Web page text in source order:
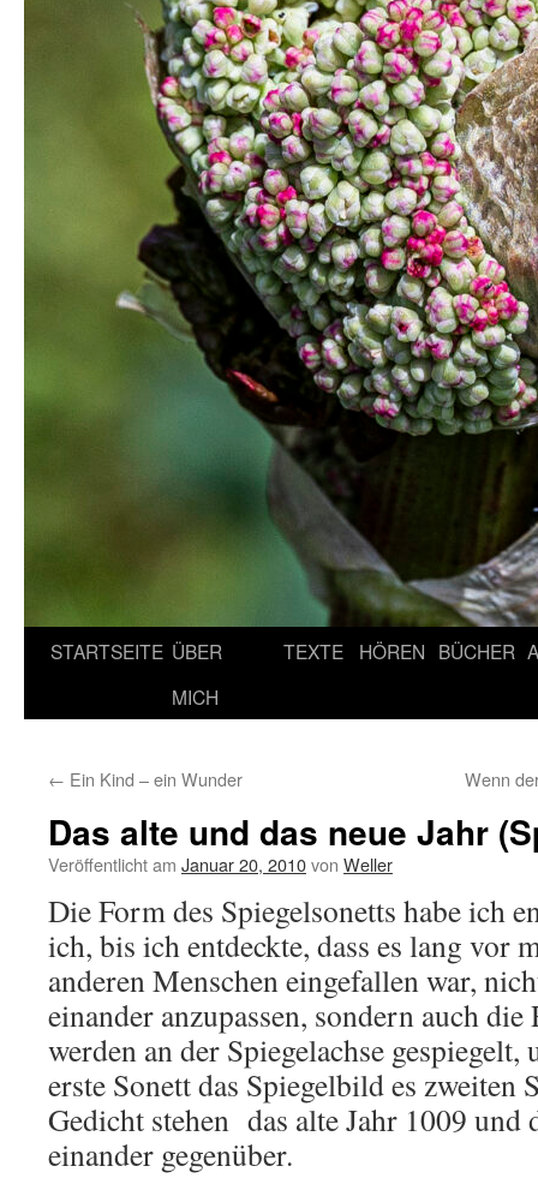
STARTSEITE ÜBER
MICH
TEXTE HÖREN BÜCHER
← Ein Kind – ein Wunder Wenn
Das alte und das neue Jahr
Veröffentlicht am Januar 20, 2010von Weller
Die Form des Spiegelsonetts habe ich
ich, bis ich entdeckte, dass es lang vor
anderen Menschen eingefallen war,
einander anzupassen, sondern auch
werden an der Spiegelachse
erste Sonett das Spiegelbild es zweiten
Gedicht stehen das alte Jahr 1009 und
einander gegenüber.